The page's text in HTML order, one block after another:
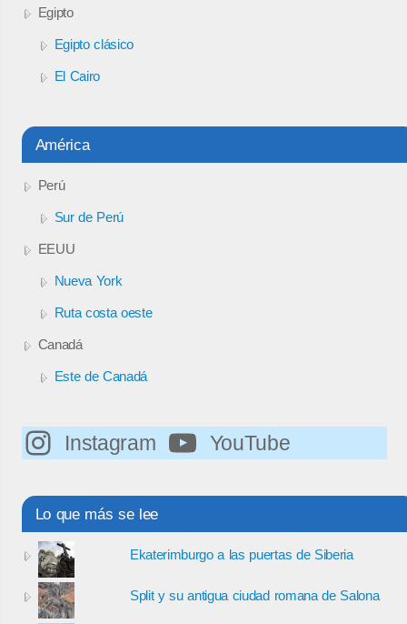
Egipto
Egipto clásico
El Cairo
América
Perú
Sur de Perú
EEUU
Nueva York
Ruta costa oeste
Canadá
Este de Canadá
Instagram YouTube
Lo que más se lee
Ekaterimburgo a las puertas de Siberia
Split y su antigua ciudad romana de Salona